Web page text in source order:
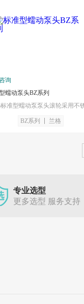
询
蠕动泵头BZ系列
BZ系列 兰格
专业选型
更多选型 服务支持